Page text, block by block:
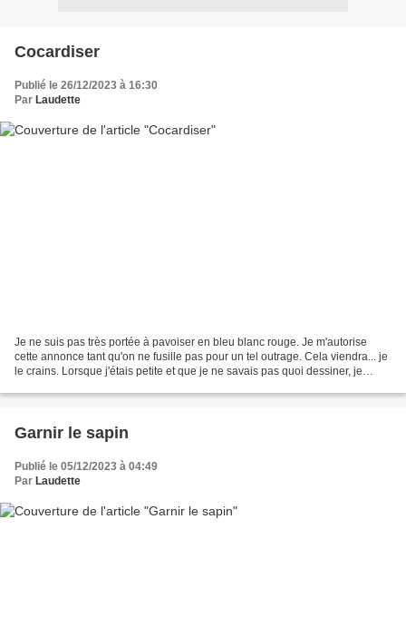
Cocardiser
Publié le 26/12/2023 à 16:30
Par Laudette
Je ne suis pas très portée à pavoiser en bleu blanc rouge. Je m'autorise
cette annonce tant qu'on ne fusille pas pour un tel outrage. Cela viendra... je
le crains. Lorsque j'étais petite et que je ne savais pas quoi dessiner, je
Garnir le sapin
Publié le 05/12/2023 à 04:49
Par Laudette